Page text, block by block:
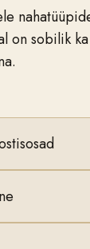
on sobilik